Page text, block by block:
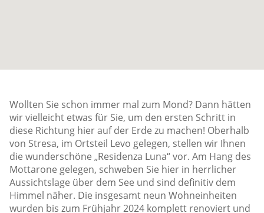
Wollten Sie schon immer mal zum Mond? Dann hätten
wir vielleicht etwas für Sie, um den ersten Schritt in
diese Richtung hier auf der Erde zu machen! Oberhalb
von Stresa, im Ortsteil Levo gelegen, stellen wir Ihnen
die wunderschöne „Residenza Luna“ vor. Am Hang des
Mottarone gelegen, schweben Sie hier in herrlicher
Aussichtslage über dem See und sind definitiv dem
Himmel näher. Die insgesamt neun Wohneinheiten
wurden bis zum Frühjahr 2024 komplett renoviert und